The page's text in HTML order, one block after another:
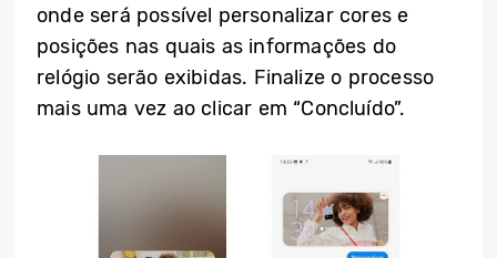
onde será possível personalizar cores e
posições nas quais as informações do
relógio serão exibidas. Finalize o processo
mais uma vez ao clicar em “Concluído”.